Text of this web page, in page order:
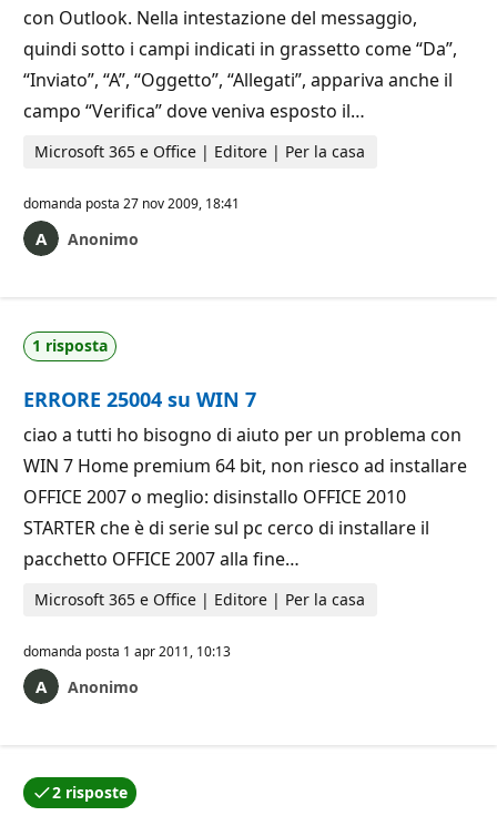
con Outlook. Nella intestazione del messaggio,
quindi sotto i campi indicati in grassetto come “Da”,
“Inviato”, “A”, “Oggetto”, “Allegati”, appariva anche il
campo “Verifica” dove veniva esposto il…
Microsoft 365 e Office | Editore | Per la casa
domanda posta 27 nov 2009, 18:41
Anonimo
1 risposta
ERRORE 25004 su WIN 7
ciao a tutti ho bisogno di aiuto per un problema con
WIN 7 Home premium 64 bit, non riesco ad installare
OFFICE 2007 o meglio: disinstallo OFFICE 2010
STARTER che è di serie sul pc cerco di installare il
pacchetto OFFICE 2007 alla fine…
Microsoft 365 e Office | Editore | Per la casa
domanda posta 1 apr 2011, 10:13
Anonimo
2 risposte
Una delle risposte è stata accettata dall'autore della